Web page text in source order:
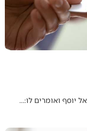
יוסף ואומרים לו:…